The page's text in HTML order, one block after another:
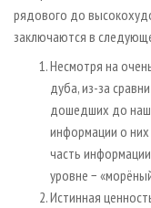
рядового до
заключаются в
Несмотря на
дуба, из-за
дошедших до
информации о
часть
уровне −
Истинная